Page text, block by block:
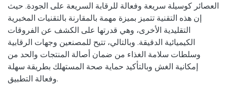
العصائر كوسيلة سريعة وفعالة للرقابة السريعة على الجودة. حيث
إن هذه التقنية تتميز بميزة مهمة بالمقارنة بالتقنيات المخبرية
التقليدية الأخرى، وهي قدرتها على الكشف عن الفروقات
الكيميائية الدقيقة. وبالتالي، تتيح للمصنعين وجهات الرقابية
وسلطات سلامة الغذاء من ضمان أصالة المنتجات والحد من
إمكانية الغش وبالتأكيد حماية صحة المستهلك بطريقة سهلة
وفعالة التطبيق.